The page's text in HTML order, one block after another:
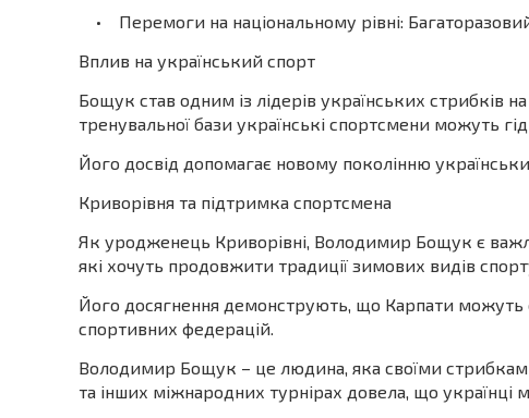
• Перемоги на національному рівні:
Вплив на український спорт
Бощук став одним із лідерів українських стрибків
тренувальної бази українські спортсмени можуть
Його досвід допомагає новому поколінню
Криворівня та підтримка спортсмена
Як уродженець Криворівні, Володимир Бощук є
які хочуть продовжити традиції зимових видів
Його досягнення демонструють, що Карпати
спортивних федерацій.
Володимир Бощук – це людина, яка своїми стрибками
та інших міжнародних турнірах довела, що українці